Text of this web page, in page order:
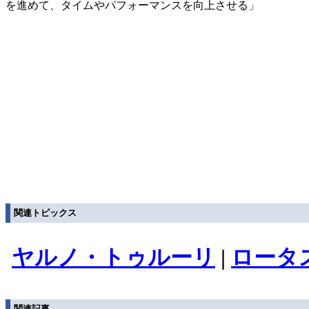
を進めて、タイムやパフォーマンスを向上させる」
関連トピックス
ヤルノ・トゥルーリ | ロータ